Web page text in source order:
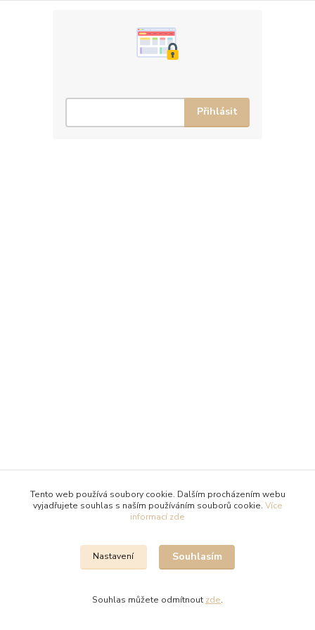
Tento web používá soubory cookie. Dalším procházením webu
vyjadřujete souhlas s naším používáním souborů cookie. Více
informací zde
Nastavení Souhlasím
Souhlas můžete odmítnout zde.